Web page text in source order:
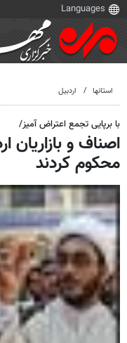
استانها اردبیل
با برپایی تجمع اعتراض آمیز/
اصناف و بازاریان
محکوم کردند